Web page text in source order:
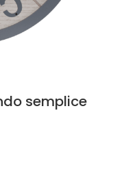
semplice